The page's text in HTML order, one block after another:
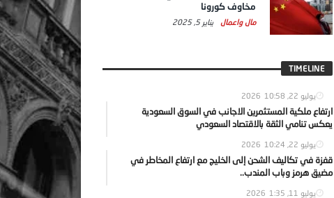
مخاوف كورونا
مال واعمال يناير 5, 2025
TIMELINE
يوليو 22, 2026 10:58
ارتفاع ملكية المستثمرين الاجانب في السوق السعودية
يعكس تنامي الثقة بالاقتصاد السعودي
يوليو 22, 2026 10:24
قفزة في تكاليف الشحن إلى الخليج مع ارتفاع المخاطر في
مضيق هرمز وباب المندب..
يوليو 11, 2026 1:35